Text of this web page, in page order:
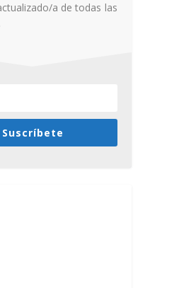
a de todas las
Suscríbete